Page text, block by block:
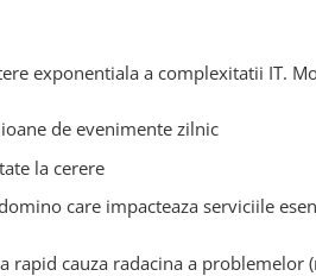
exponentiala a complexitatii IT.
de evenimente zilnic
la cerere
care impacteaza serviciile
cauza radacina a